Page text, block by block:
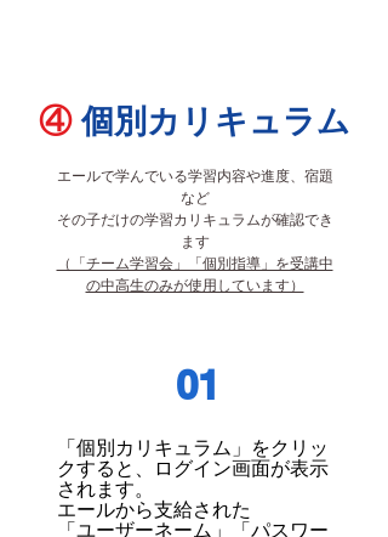
④個別カリキュラム
エールで学んでいる学習内容や進度、宿題
など
その子だけの学習カリキュラムが確認でき
ます
（「チーム学習会」「個別指導」を受講中
の中高生のみが使用しています）
01
「個別カリキュラム」をクリッ
クすると、ログイン画面が表示
されます。
エールから支給された
「 ユーザーネーム」「パスワー